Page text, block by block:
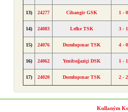
13) 24277 Cihangir GSK 1 - 0
14) 24083 Lefke TSK 3 - 1
15) 24076 Dumlupınar TSK 4 - 0
16) 24062 Yeniboğaziçi DSK 1 - 1
17) 24020 Dumlupınar TSK 2 - 2
Kullaným